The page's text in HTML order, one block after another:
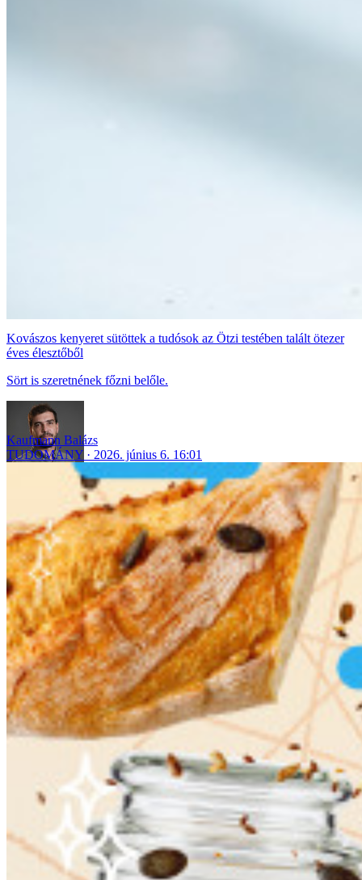
Kovászos kenyeret sütöttek a tudósok az Ötzi testében talált ötezer
éves élesztőből
Sört is szeretnének főzni belőle.
Kaufmann Balázs
TUDOMÁNY
2026. június 6. 16:01